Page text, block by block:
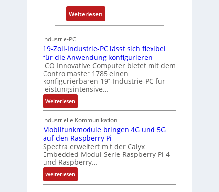
u
n
g
t
-
A
c
h
i
t
e
r
Weiterlesen:
P
s
i
c
a
I
a
n
d
E
Industrie-PC
19-Zoll-Industrie-PC lässt sich flexibel
für die Anwendung konfigurieren
ICO Innovative Computer bietet mit dem
Controlmaster 1785 einen
konfigurierbaren 19“-Industrie-PC für
leistungsintensive…
Weiterlesen:
1
9
-
Z
o
l
l
-
I
Industrielle Kommunikation
Mobilfunkmodule bringen 4G und 5G
auf den Raspberry Pi
Spectra erweitert mit der Calyx
Embedded Modul Serie Raspberry Pi 4
und Raspberry…
Weiterlesen:
M